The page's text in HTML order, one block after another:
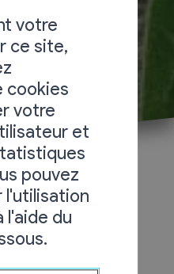
votre
ce site,
cookies
votre
et
pouvez
l'utilisation
l'aide du